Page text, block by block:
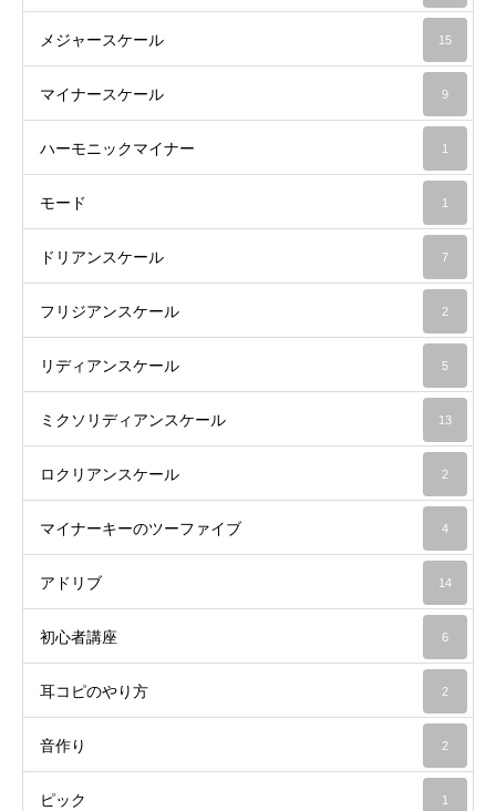
メジャースケール 15
マイナースケール 9
ハーモニックマイナー 1
モード 1
ドリアンスケール 7
フリジアンスケール 2
リディアンスケール 5
ミクソリディアンスケール 13
ロクリアンスケール 2
マイナーキーのツーファイブ 4
アドリブ 14
初心者講座 6
耳コピのやり方 2
音作り 2
ピック 1